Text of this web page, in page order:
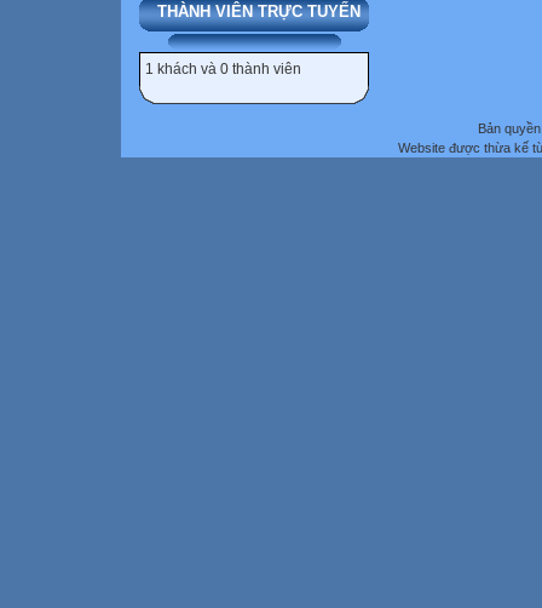
THÀNH VIÊN TRỰC TUYẾN
1 khách và 0 thành viên
Bản
Website được thừa kế